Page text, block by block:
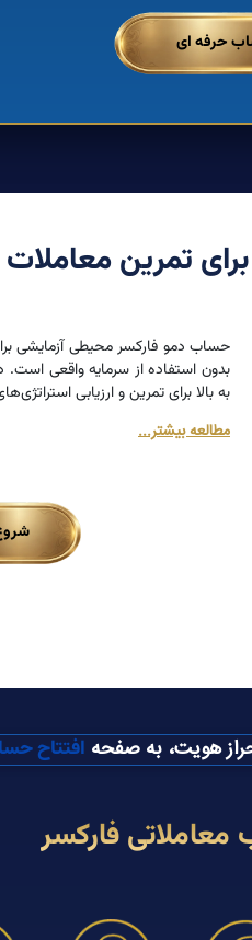
حرفه ای
تمرین معاملات
حساب دمو فارکسر محیطی آزمایشی
به بالا برای تمرین و ارزیابی استراتژی‌های خود
مطالعه بیشتر...
هویت، به صفحه افتتاح
معاملاتی فارکسر